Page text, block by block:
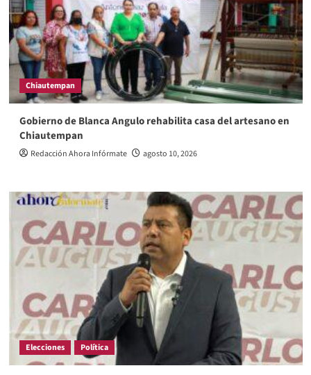
Chiautempan
Gobierno de Blanca Angulo rehabilita casa del artesano en
Chiautempan
Redacción Ahora Infórmate agosto 10, 2026
Elecciones Política